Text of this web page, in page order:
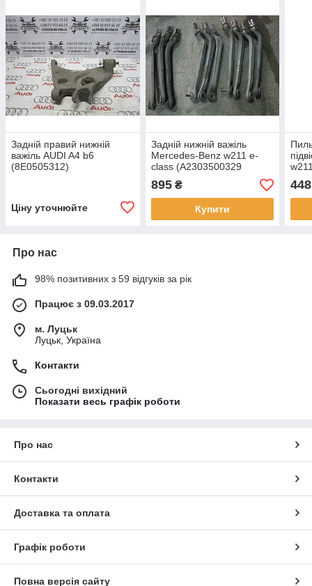
Задній правий нижній
важіль AUDI A4 b6
(8E0505312)
Ціну уточнюйте
Задній нижній важіль
Mercedes-Benz w211 e-
class (A2303500329
/ A2303500429)
895₴
Купити
448
Про нас
98% позитивних з 59 відгуків за рік
Працює з 09.03.2017
м. Луцьк
Луцьк, Україна
Контакти
Сьогодні вихідний
Показати весь графік роботи
Про нас
Контакти
Доставка та оплата
Графік роботи
Повна версія сайту